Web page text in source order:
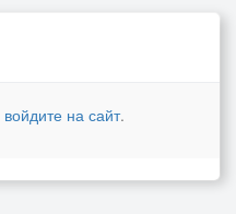
войдите на сайт.